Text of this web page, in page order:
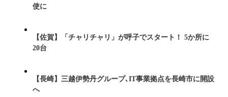
使に
【佐賀】「チャリチャリ」が呼子でスタート！ 5か所に
20台
【長崎】三越伊勢丹グループ､IT事業拠点を長崎市に開設
へ